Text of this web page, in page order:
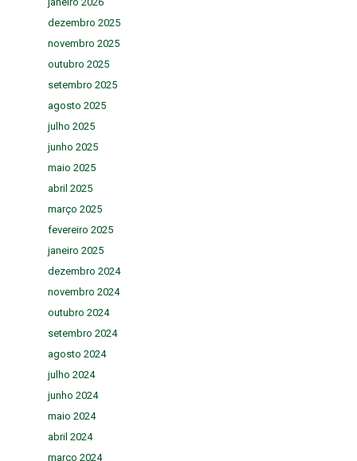
dezembro 2025
novembro 2025
outubro 2025
setembro 2025
agosto 2025
julho 2025
junho 2025
maio 2025
abril 2025
março 2025
fevereiro 2025
janeiro 2025
dezembro 2024
novembro 2024
outubro 2024
setembro 2024
agosto 2024
julho 2024
junho 2024
maio 2024
abril 2024
março 2024